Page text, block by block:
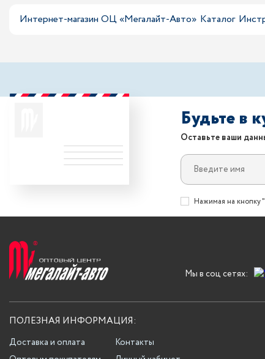
Интернет-магазин ОЦ «Мегалайт-Авто» Каталог
Будьте в
Оставьте ваши
Нажимая на кнопку
Мы в соц сетях:
ПОЛЕЗНАЯ ИНФОРМАЦИЯ:
Доставка и оплата
Контакты